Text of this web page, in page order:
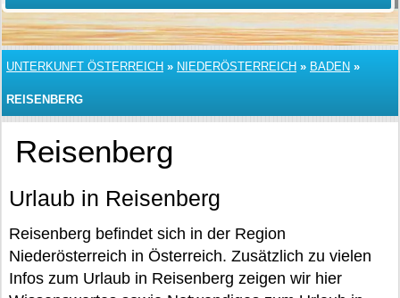
UNTERKUNFT ÖSTERREICH » NIEDERÖSTERREICH » BADEN »
REISENBERG
Reisenberg
Urlaub in Reisenberg
Reisenberg befindet sich in der Region
Niederösterreich in Österreich. Zusätzlich zu vielen
Infos zum Urlaub in Reisenberg zeigen wir hier